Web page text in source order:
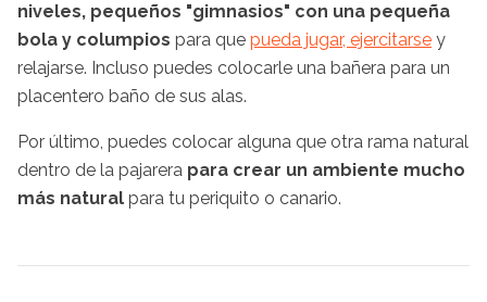
niveles, pequeños "gimnasios" con una pequeña
bola y columpios para que pueda jugar, ejercitarse y
relajarse. Incluso puedes colocarle una bañera para un
placentero baño de sus alas.
Por último, puedes colocar alguna que otra rama natural
dentro de la pajarera para crear un ambiente mucho
más natural para tu periquito o canario.